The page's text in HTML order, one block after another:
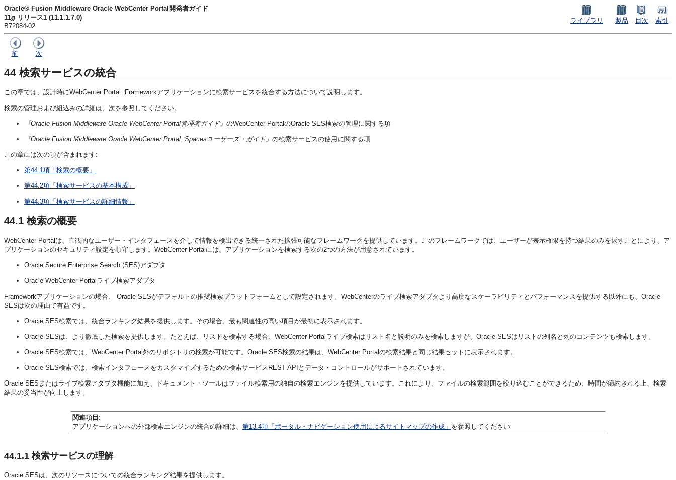
Oracle® Fusion Middleware Oracle WebCenter Portal開発者ガイド
11g リリース1 (11.1.1.7.0)
B72084-02
ライブラリ 製品 目次 索引
前 次
44 検索サービスの統合
この章では、設計時にWebCenter Portal: Frameworkアプリケーションに検索サービスを統合する方法について説明します。
検索の管理および組込みの詳細は、次を参照してください。
『Oracle Fusion Middleware Oracle WebCenter Portal管理者ガイド』 のWebCenter PortalのOracle SES検索の管理に関する項
『Oracle Fusion Middleware Oracle WebCenter Portal: Spacesユーザーズ・ガイド』 の検索サービスの使用に関する項
この章には次の項が含まれます:
第44.1項「検索の概要」
第44.2項「検索サービスの基本構成」
第44.3項「検索サービスの詳細情報」
44.1 検索の概要
WebCenter Portalは、直観的なユーザー・インタフェースを介して情報を検出できる統一された拡張可能なフレームワークを提供しています。
このフレームワークでは、ユーザーが表示権限を持つ結果のみを返すことにより、ア
プリケーションのセキュリティ設定を順守します。WebCenter Portalには、アプリケーションを検索する次の2つの方法が用意されています。
Oracle Secure Enterprise Search (SES)アダプタ
Oracle WebCenter Portalライブ検索アダプタ
Frameworkアプリケーションの場合、 Oracle SESがデフォルトの推奨検索プラットフォームとして設定されます。WebCenterのライブ検索アダプタより高度なスケーラビリティとパフォーマンスを提供する以外にも、Oracle
SESは次の理由で有益です。
Oracle SES検索では、統合ランキング結果を提供します。その場合、最も関連性の高い項目が最初に表示されます。
Oracle SESは、より徹底した検索を提供します。たとえば、リストを検索する場合、WebCenter Portalライブ検索はリスト名と説明のみを検索しますが、Oracle SESはリストの列名と列のコンテンツも検索します。
Oracle SES検索では、WebCenter Portal外のリポジトリの検索が可能です。Oracle SES検索の結果は、WebCenter Portalの検索結果と同じ結果セットに表示されます。
Oracle SES検索では、検索インタフェースをカスタマイズするための検索サービスREST APIとデータ・コントロールがサポートされています。
Oracle SESまたはライブ検索アダプタ機能に加え、ドキュメント・ツールはファイル検索用の独自の検索エンジンを提供しています。これにより、ファイルの検索範囲を絞り込むことができるため、時間が節約される上、検索
結果の妥当性が向上します。
関連項目:
アプリケーションへの外部検索エンジンの統合の詳細は、 第13.4項「ポータル・ナビゲーション使用によるサイトマップの作成」 を参照してください
44.1.1 検索サービスの理解
Oracle SESは、次のリソースについての統合ランキング結果を提供します。